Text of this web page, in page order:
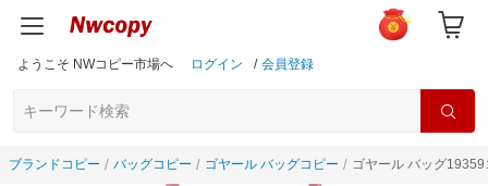
ようこそ NWコピー市場へ ログイン / 会員登録
ブランドコピー バッグコピー ゴヤール バッグコピー ゴヤール バッグ19359